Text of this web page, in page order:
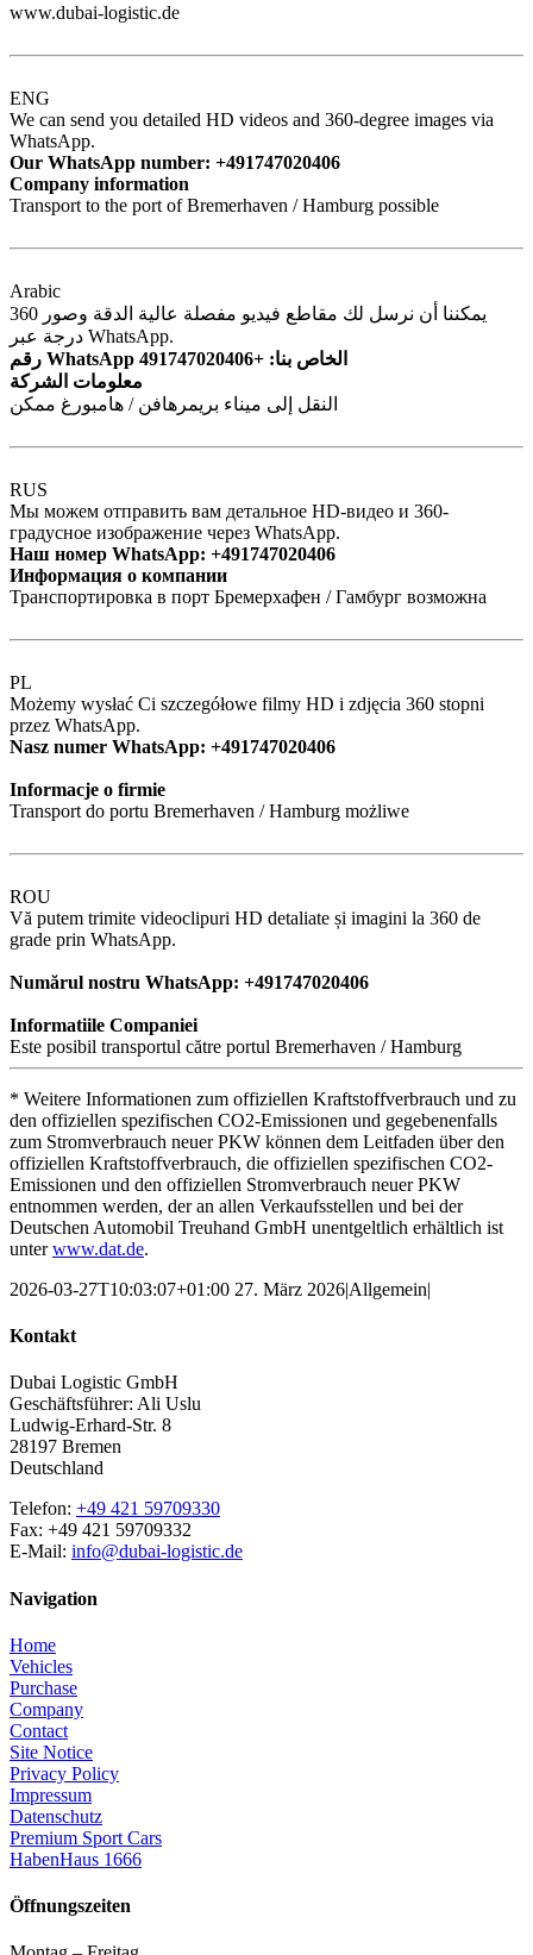
www.dubai-logistic.de
ENG
We can send you detailed HD videos and 360-degree images via
WhatsApp.
Our WhatsApp number: +491747020406
Company information
Transport to the port of Bremerhaven / Hamburg possible
Arabic
يمكننا أن نرسل لك مقاطع فيديو مفصلة عالية الدقة وصور 360
درجة عبر WhatsApp.
رقم WhatsApp الخاص بنا: +491747020406
معلومات الشركة
النقل إلى ميناء بريمرهافن / هامبورغ ممكن
RUS
Мы можем отправить вам детальное HD-видео и 360-
градусное изображение через WhatsApp.
Наш номер WhatsApp: +491747020406
Информация о компании
Транспортировка в порт Бремерхафен / Гамбург возможна
PL
Możemy wysłać Ci szczegółowe filmy HD i zdjęcia 360 stopni
przez WhatsApp.
Nasz numer WhatsApp: +491747020406
Informacje o firmie
Transport do portu Bremerhaven / Hamburg możliwe
ROU
Vă putem trimite videoclipuri HD detaliate și imagini la 360 de
grade prin WhatsApp.
Numărul nostru WhatsApp: +491747020406
Informatiile Companiei
Este posibil transportul către portul Bremerhaven / Hamburg
* Weitere Informationen zum offiziellen Kraftstoffverbrauch und zu
den offiziellen spezifischen CO2-Emissionen und gegebenenfalls
zum Stromverbrauch neuer PKW können dem Leitfaden über den
offiziellen Kraftstoffverbrauch, die offiziellen spezifischen CO2-
Emissionen und den offiziellen Stromverbrauch neuer PKW
entnommen werden, der an allen Verkaufsstellen und bei der
Deutschen Automobil Treuhand GmbH unentgeltlich erhältlich ist
unterwww.dat.de.
2026-03-27T10:03:07+01:00 27. März 2026|Allgemein|
Kontakt
Dubai Logistic GmbH
Geschäftsführer: Ali Uslu
Ludwig-Erhard-Str. 8
28197 Bremen
Deutschland
Telefon: +49 421 59709330
Fax: +49 421 59709332
E-Mail: info@dubai-logistic.de
Navigation
Home
Vehicles
Purchase
Company
Contact
Site Notice
Privacy Policy
Impressum
Datenschutz
Premium Sport Cars
HabenHaus 1666
Öffnungszeiten